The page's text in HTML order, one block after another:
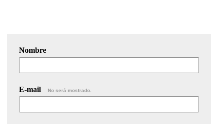
Nombre
E-mail No será mostrado.